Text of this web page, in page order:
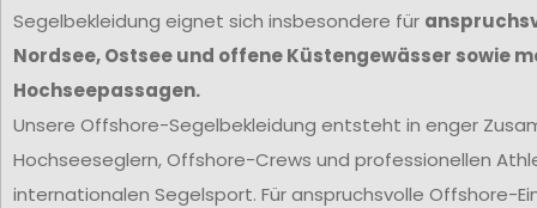
Segelbekleidung eignet sich insbesondere für
Nordsee, Ostsee und offene Küstengewässer sowie
Hochseepassagen.
Unsere Offshore-Segelbekleidung entsteht in enger
Hochseeseglern, Offshore-Crews und professionellen
internationalen Segelsport. Für anspruchsvolle Offshore-